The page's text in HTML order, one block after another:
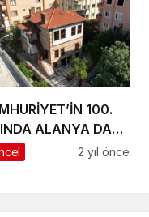
100.
ALANYA DA
2 yıl önce